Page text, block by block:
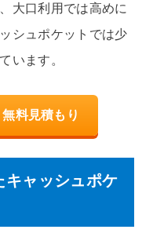
大口利用では高めに
シュポケットでは少
います。
料見積もり
ャッシュポケ